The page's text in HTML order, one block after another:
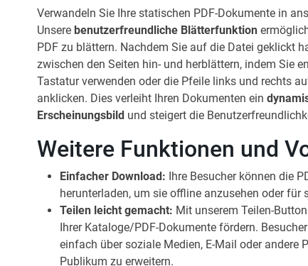
Verwandeln Sie Ihre statischen PDF-Dokumente in
Unserebenutzerfreundliche Blätterfunktion
PDF zu blättern. Nachdem Sie auf die Datei geklickt
zwischen den Seiten hin- und herblättern, indem Sie
Tastatur verwenden oder die Pfeile links und rechts
anklicken. Dies verleiht Ihren Dokumenten ein
Erscheinungsbild und steigert die
Weitere Funktionen und
Einfacher Download: Ihre Besucher können die
herunterladen, um sie offline anzusehen oder für
Teilen leicht gemacht: Mit unserem Teilen-
Ihrer Kataloge/PDF-Dokumente fördern.
einfach über soziale Medien, E-Mail oder andere
Publikum zu erweitern.